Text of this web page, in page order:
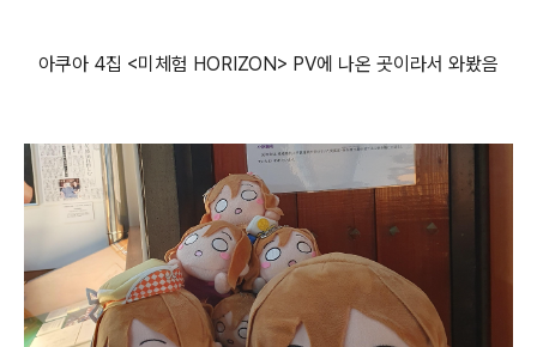
아쿠아 4집 <미체험 HORIZON> PV에 나온 곳이라서 와봤음